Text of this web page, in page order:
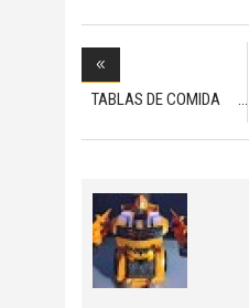
TABLAS DE COMIDA